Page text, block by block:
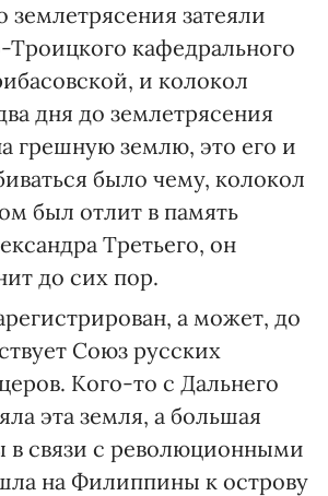
землетрясения затеяли
Троицкого кафедрального
и колокол
дня до землетрясения
грешную землю, это его и
было чему, колокол
был отлит в память
Третьего, он
до сих пор.
а может, до
Союз русских
Кого-то с Даль­него
эта земля, а большая
в связи с революционными
на Филиппины к острову